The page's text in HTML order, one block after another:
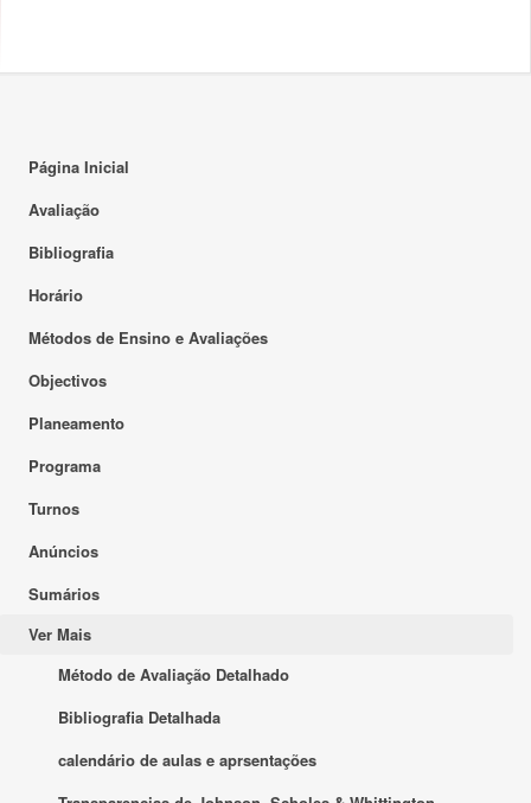
Página Inicial
Avaliação
Bibliografia
Horário
Métodos de Ensino e Avaliações
Objectivos
Planeamento
Programa
Turnos
Anúncios
Sumários
Ver Mais
Método de Avaliação Detalhado
Bibliografia Detalhada
calendário de aulas e aprsentações